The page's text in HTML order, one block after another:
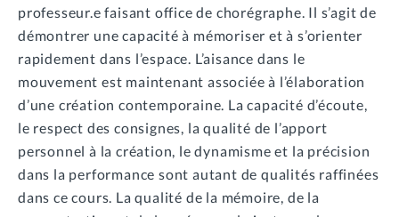
professeur.e faisant office de chorégraphe. Il s’agit de
démontrer une capacité à mémoriser et à s’orienter
rapidement dans l’espace. L’aisance dans le
mouvement est maintenant associée à l’élaboration
d’une création contemporaine. La capacité d’écoute,
le respect des consignes, la qualité de l’apport
personnel à la création, le dynamisme et la précision
dans la performance sont autant de qualités raffinées
dans ce cours. La qualité de la mémoire, de la